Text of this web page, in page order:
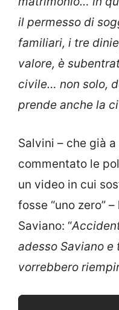
il permesso di
familiari, i tre
valore, è
civile… non solo,
prende anche la
Salvini – che già
commentato le
un video in cui
fosse “uno zero”
Saviano: “
adesso Saviano
vorrebbero